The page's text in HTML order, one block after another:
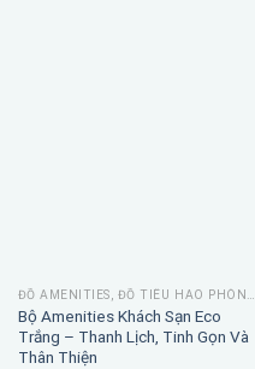
ĐỒ AMENITIES, ĐỒ TIÊU HAO PHÒNG TẮM
Bộ Amenities Khách Sạn Eco
Trắng – Thanh Lịch, Tinh Gọn Và
Thân Thiện